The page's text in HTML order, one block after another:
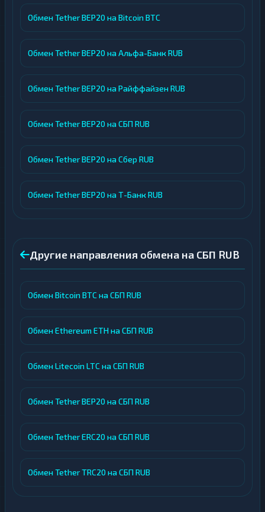
Обмен Tether BEP20 на Bitcoin BTC
Обмен Tether BEP20 на Альфа-Банк RUB
Обмен Tether BEP20 на Райффайзен RUB
Обмен Tether BEP20 на СБП RUB
Обмен Tether BEP20 на Сбер RUB
Обмен Tether BEP20 на Т-Банк RUB
Другие направления обмена на СБП RUB
Обмен Bitcoin BTC на СБП RUB
Обмен Ethereum ETH на СБП RUB
Обмен Litecoin LTC на СБП RUB
Обмен Tether BEP20 на СБП RUB
Обмен Tether ERC20 на СБП RUB
Обмен Tether TRC20 на СБП RUB